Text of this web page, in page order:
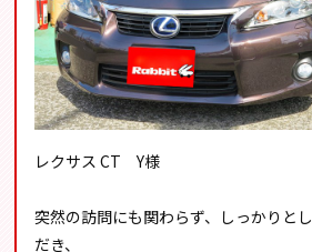
レクサス CT Y様
突然の訪問にも関わらず、しっかりと
だき、